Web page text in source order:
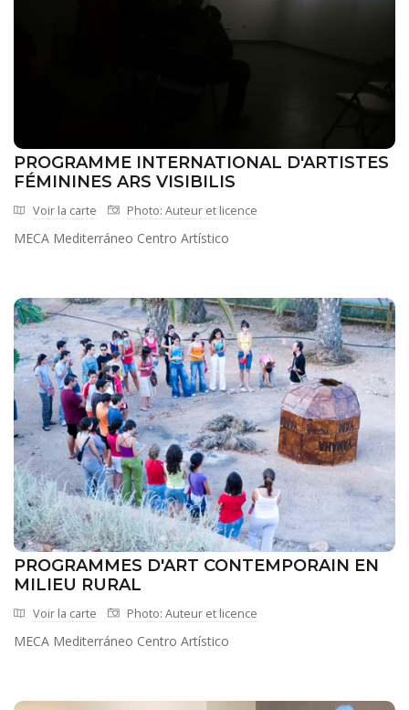
PROGRAMME INTERNATIONAL D'ARTISTES
FÉMININES ARS VISIBILIS
Voir la carte Photo: Auteur et licence
MECA Mediterráneo Centro Artístico
PROGRAMMES D'ART CONTEMPORAIN EN
MILIEU RURAL
Voir la carte Photo: Auteur et licence
MECA Mediterráneo Centro Artístico